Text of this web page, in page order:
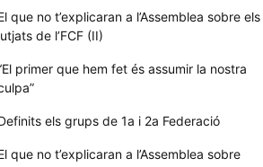
que no t’explicaran a l’Assemblea sobre els
de l’FCF (II)
primer que hem fet és assumir la nostra
els grups de 1a i 2a Federació
que no t’explicaran a l’Assemblea sobre